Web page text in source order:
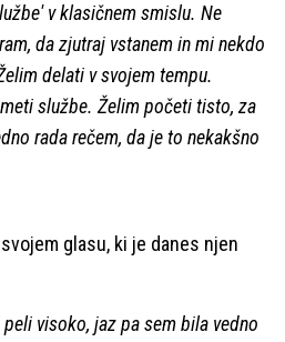
v klasičnem smislu. Ne
da zjutraj vstanem in mi nekdo
delati v svojem tempu.
službe. Želim početi tisto, za
rada rečem, da je to nekakšno
glasu, ki je danes njen
visoko, jaz pa sem bila vedno